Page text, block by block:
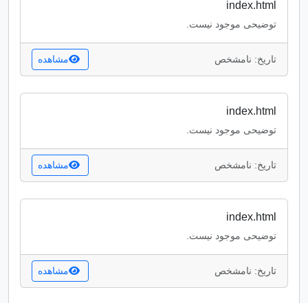
index.html
توضیحی موجود نیست.
تاریخ: نامشخص مشاهده
index.html
توضیحی موجود نیست.
تاریخ: نامشخص مشاهده
index.html
توضیحی موجود نیست.
تاریخ: نامشخص مشاهده